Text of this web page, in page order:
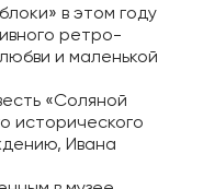
в этом году
ретро-
и маленькой
«Соляной
исторического
Ивана